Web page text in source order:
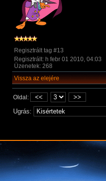
Regisztrált tag #13
Regisztrált: h febr 01 2010, 04:03
Üzenetek: 268
Vissza az elejére
Oldal: <<
>>
Ugrás: